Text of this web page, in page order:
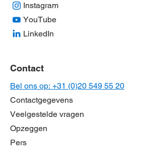
Instagram
YouTube
LinkedIn
Contact
Bel ons op: +31 (0)20 549 55 20
Contactgegevens
Veelgestelde vragen
Opzeggen
Pers